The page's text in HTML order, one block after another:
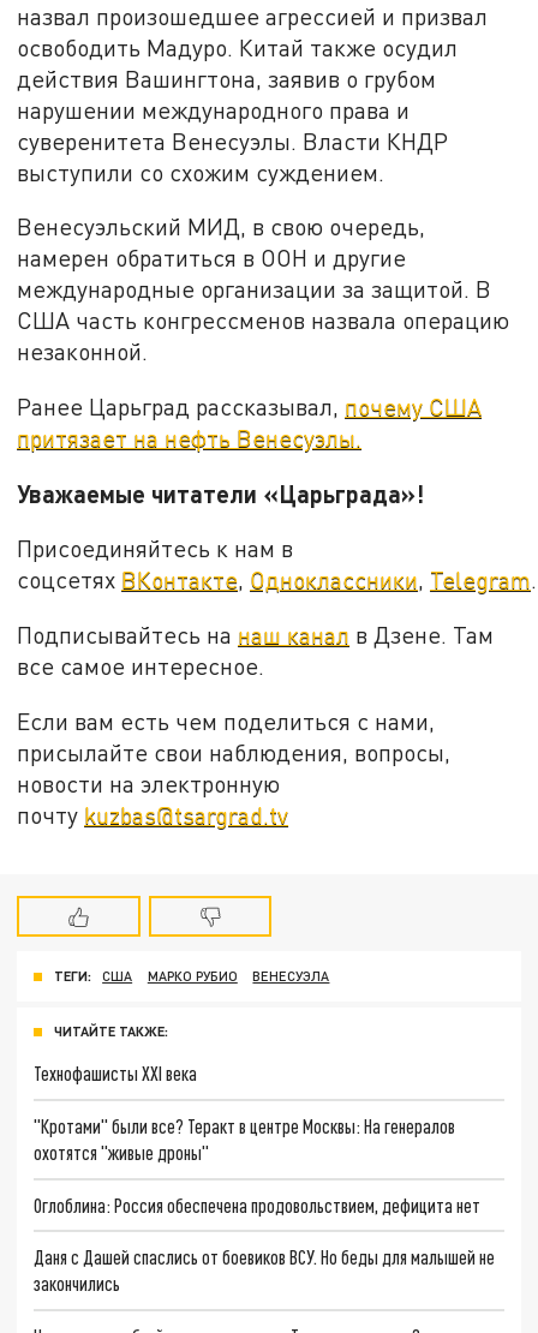
назвал произошедшее агрессией и призвал
освободить Мадуро. Китай также осудил
действия Вашингтона, заявив о грубом
нарушении международного права и
суверенитета Венесуэлы. Власти КНДР
выступили со схожим суждением.
Венесуэльский МИД, в свою очередь,
намерен обратиться в ООН и другие
международные организации за защитой. В
США часть конгрессменов назвала операцию
незаконной.
Ранее Царьград рассказывал, почему США
притязает на нефть Венесуэлы.
Уважаемые читатели «Царьграда»!
Присоединяйтесь к нам в
соцсетях ВКонтакте, Одноклассники, Telegram.
Подписывайтесь на наш канал в Дзене. Там
все самое интересное.
Если вам есть чем поделиться с нами,
присылайте свои наблюдения, вопросы,
новости на электронную
почту kuzbas@tsargrad.tv
ТЕГИ: США МАРКО РУБИО ВЕНЕСУЭЛА
ЧИТАЙТЕ ТАКЖЕ:
Технофашисты XXI века
"Кротами" были все? Теракт в центре Москвы: На генералов
охотятся "живые дроны"
Оглоблина: Россия обеспечена продовольствием, дефицита нет
Даня с Дашей спаслись от боевиков ВСУ. Но беды для малышей не
закончились